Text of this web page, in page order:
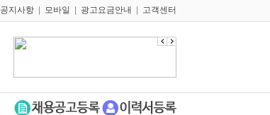
공지사항 모바일 광고요금안내 고객센터